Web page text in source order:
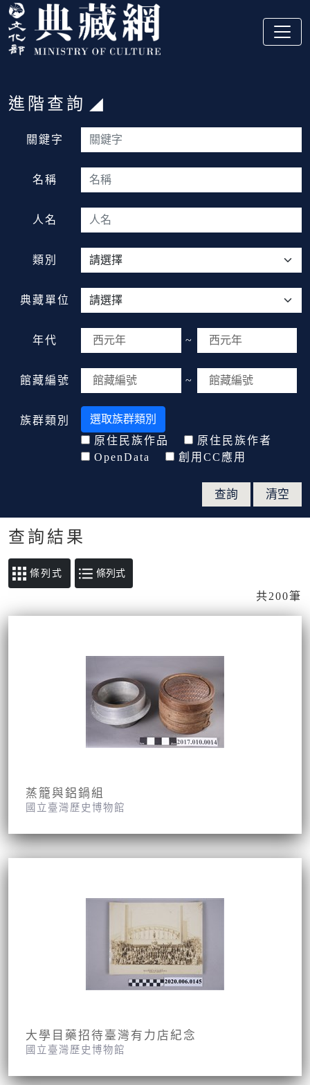
跳到主要內容
:::
:::
進階查詢
關鍵字
名稱
人名
類別
典藏單位
年代 ~
館藏編號 ~
族群類別
選取族群類別
原住民族作品
原住民族作者
OpenData
創用CC應用
查詢結果
條列式
共200筆
蒸籠與鋁鍋組
國立臺灣歷史博物館
大學目藥招待臺灣有力店紀念
國立臺灣歷史博物館